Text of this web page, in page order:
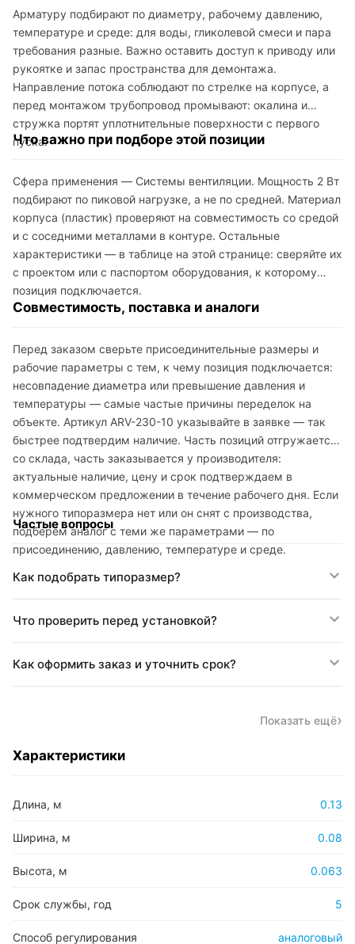
Арматуру подбирают по диаметру, рабочему давлению,
температуре и среде: для воды, гликолевой смеси и пара
требования разные. Важно оставить доступ к приводу или
рукоятке и запас пространства для демонтажа.
Направление потока соблюдают по стрелке на корпусе, а
перед монтажом трубопровод промывают: окалина и
стружка портят уплотнительные поверхности с первого
пуска.
Что важно при подборе этой позиции
Сфера применения — Системы вентиляции. Мощность 2 Вт
подбирают по пиковой нагрузке, а не по средней. Материал
корпуса (пластик) проверяют на совместимость со средой
и с соседними металлами в контуре. Остальные
характеристики — в таблице на этой странице: сверяйте их
с проектом или с паспортом оборудования, к которому
позиция подключается.
Совместимость, поставка и аналоги
Перед заказом сверьте присоединительные размеры и
рабочие параметры с тем, к чему позиция подключается:
несовпадение диаметра или превышение давления и
температуры — самые частые причины переделок на
объекте. Артикул ARV-230-10 указывайте в заявке — так
быстрее подтвердим наличие. Часть позиций отгружается
со склада, часть заказывается у производителя:
актуальные наличие, цену и срок подтверждаем в
коммерческом предложении в течение рабочего дня. Если
нужного типоразмера нет или он снят с производства,
подберём аналог с теми же параметрами — по
присоединению, давлению, температуре и среде.
Частые вопросы
Как подобрать типоразмер?
Что проверить перед установкой?
Как оформить заказ и уточнить срок?
Показать ещё
Характеристики
Длина, м 0.13
Ширина, м 0.08
Высота, м 0.063
Срок службы, год 5
Способ регулирования аналоговый